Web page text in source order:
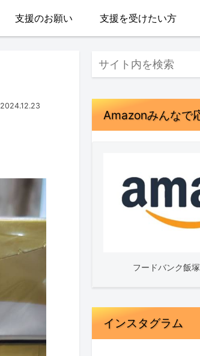
支援のお願い 支援を受けたい方
2024.12.23
Amazonみんなで
フードバンク飯
インスタグラム